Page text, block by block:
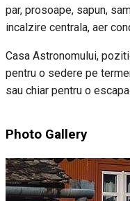
par, prosoape, sapun,
incalzire centrala, aer
Casa Astronomului,
pentru o sedere pe
sau chiar pentru o
Photo Gallery